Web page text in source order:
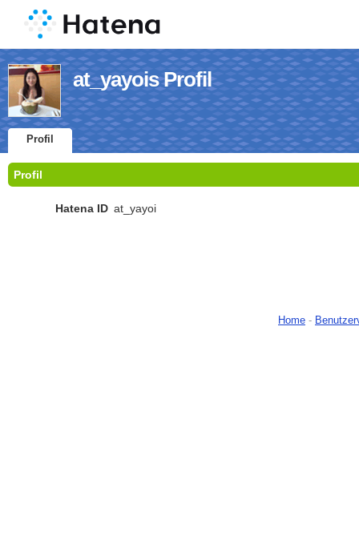
at_yayois Profil
Profil
Profil
Hatena ID at_yayoi
Home -